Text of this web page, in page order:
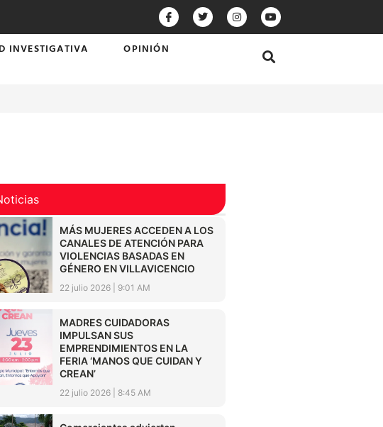
INVESTIGATIVA OPINIÓN
MÁS MUJERES ACCEDEN A LOS
CANALES DE ATENCIÓN PARA
VIOLENCIAS BASADAS EN
GÉNERO EN VILLAVICENCIO
22 julio 2026 9:01 AM
MADRES CUIDADORAS
IMPULSAN SUS
EMPRENDIMIENTOS EN LA
FERIA ‘MANOS QUE CUIDAN Y
CREAN’
22 julio 2026 8:45 AM